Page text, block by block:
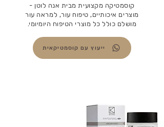
קוסמטיקה מקצועית מבית אנה לוטן -
מוצרים איכותיים, טיפוח עור, למראה עור
מושלם כולל כל מוצרי הטיפוח היומיומי.
ייעוץ עם קוסמטיקאית